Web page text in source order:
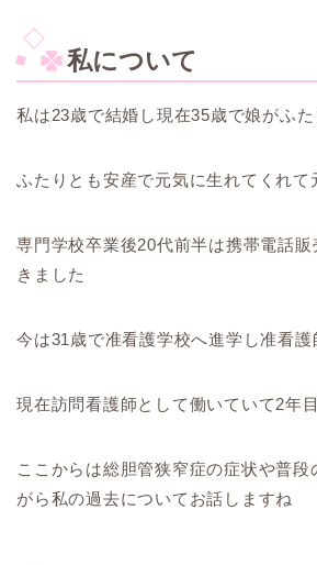
私について
私は23歳で結婚し現在35歳で娘がふ
ふたりとも安産で元気に生れてくれて
専門学校卒業後20代前半は携帯電話
きました
今は31歳で准看護学校へ進学し准看護
現在訪問看護師として働いていて2年
ここからは総胆管狭窄症の症状や普段
がら私の過去についてお話しますね